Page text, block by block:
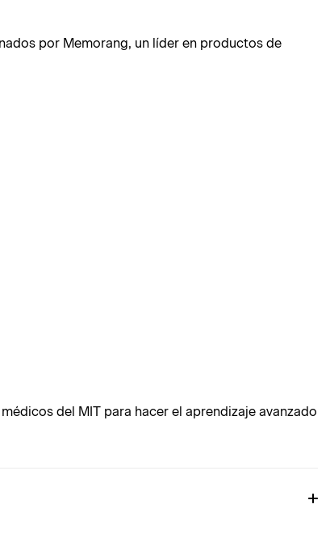
por Memorang, un líder en productos de
del MIT para hacer el aprendizaje avanzado